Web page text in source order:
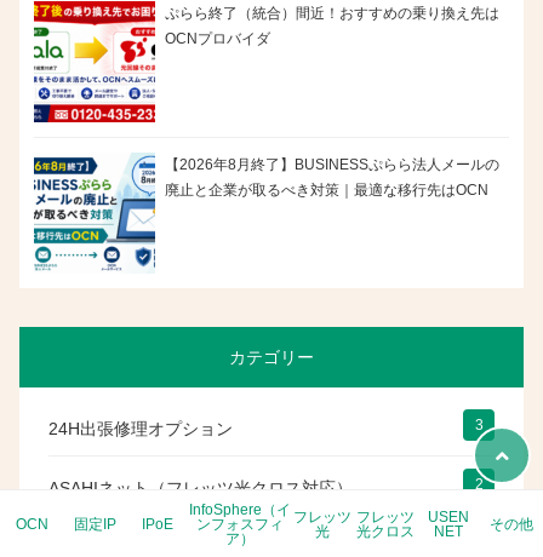
ぷらら終了（統合）間近！おすすめの乗り換え先は
OCNプロバイダ
【2026年8月終了】BUSINESSぷらら法人メールの
廃止と企業が取るべき対策｜最適な移行先はOCN
カテゴリー
24H出張修理オプション 3
ASAHIネット（フレッツ光クロス対応） 2
OCN 固定IP IPoE
InfoSphere（イ
ンフォスフィ
ア）
フレッツ
光
フレッツ
光クロス
USEN
NET
その他